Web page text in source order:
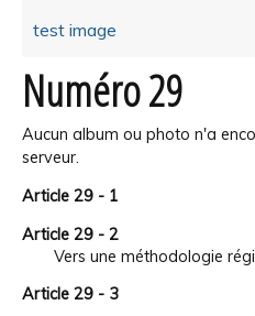
test image
Numéro 29
Aucun album ou photo n'a
serveur.
Article 29 - 1
Article 29 - 2
Vers une méthodologie
Article 29 - 3